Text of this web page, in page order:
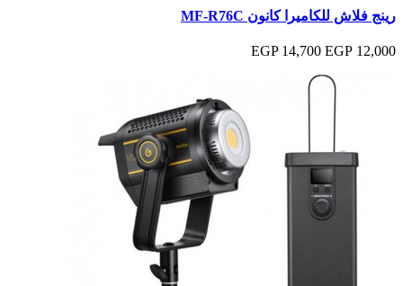
رينج فلاش للكاميرا كانون MF-R76C
12,000 EGP
14,700 EGP